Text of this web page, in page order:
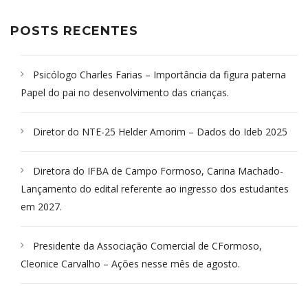
POSTS RECENTES
Psicólogo Charles Farias – Importância da figura paterna
Papel do pai no desenvolvimento das crianças.
Diretor do NTE-25 Helder Amorim – Dados do Ideb 2025
Diretora do IFBA de Campo Formoso, Carina Machado-
Lançamento do edital referente ao ingresso dos estudantes
em 2027.
Presidente da Associação Comercial de CFormoso,
Cleonice Carvalho – Ações nesse mês de agosto.